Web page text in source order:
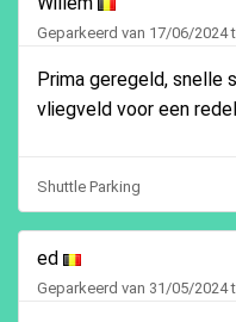
Geparkeerd van 17/06/2024
Prima geregeld, snelle
vliegveld voor een
Shuttle Parking
ed
Geparkeerd van 31/05/2024